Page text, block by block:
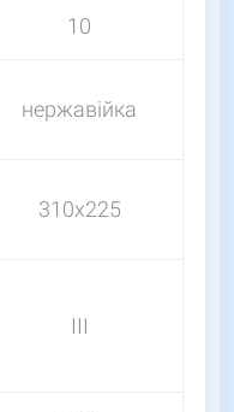
10
нержавійка
310х225
III